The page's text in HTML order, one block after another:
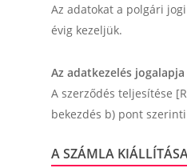
Az adatokat a polgári
évig kezeljük.
Az adatkezelés jogalapja
A szerződés teljesítése
bekezdés b) pont
A SZÁMLA